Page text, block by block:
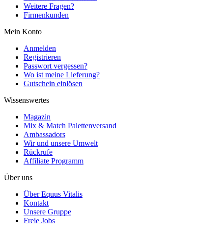
Weitere Fragen?
Firmenkunden
Mein Konto
Anmelden
Registrieren
Passwort vergessen?
Wo ist meine Lieferung?
Gutschein einlösen
Wissenswertes
Magazin
Mix & Match Palettenversand
Ambassadors
Wir und unsere Umwelt
Rückrufe
Affiliate Programm
Über uns
Über Equus Vitalis
Kontakt
Unsere Gruppe
Freie Jobs